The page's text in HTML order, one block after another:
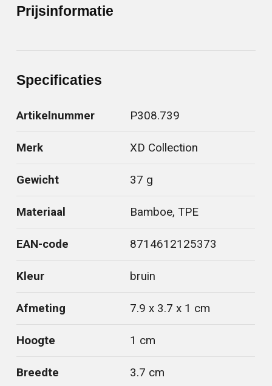
Prijsinformatie
Specificaties
Artikelnummer P308.739
Merk XD Collection
Gewicht 37 g
Materiaal Bamboe, TPE
EAN-code 8714612125373
Kleur bruin
Afmeting 7.9 x 3.7 x 1 cm
Hoogte 1 cm
Breedte 3.7 cm